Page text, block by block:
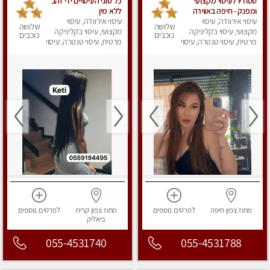
ומפנק - חיפה באווירה
נעימה ושקטה
עיסוי אירוודה, עיסוי
מקצועי, עיסוי בקליניקה
פרטית, עיסוי טנטרה, עיסוי
שלושה
כוכבים
מחוז צפוןחיפה לפרטים נוספים
055-4531788
ללא מין
עיסוי אירוודה, עיסוי
מקצועי, עיסוי בקליניקה
פרטית, עיסוי טנטרה, עיסוי
שלושה
כוכבים
מחוז צפוןקרית
ביאליק
לפרטים נוספים
055-4531740